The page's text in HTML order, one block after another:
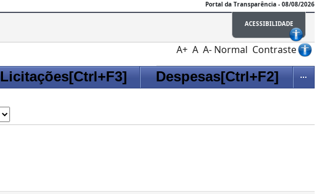
Portal da Transparência - 08/08/2026
ACESSIBILIDADE
A+ A A- Normal Contraste
Licitações[Ctrl+F3] Despesas[Ctrl+F2]